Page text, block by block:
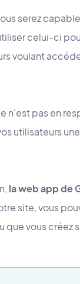
serez
celui-ci
voulant
n'est pas en
utilisateurs
la web app de
site, vous
que vous créez